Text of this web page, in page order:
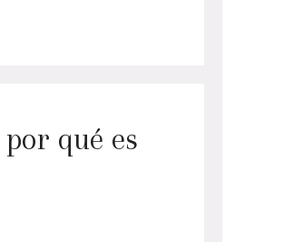
qué es